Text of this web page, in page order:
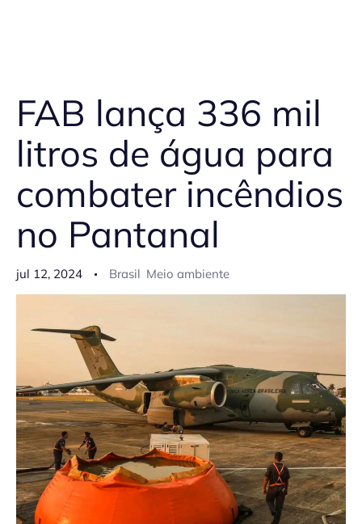
FAB lança 336 mil
litros de água para
combater incêndios
no Pantanal
jul 12, 2024 Brasil Meio ambiente